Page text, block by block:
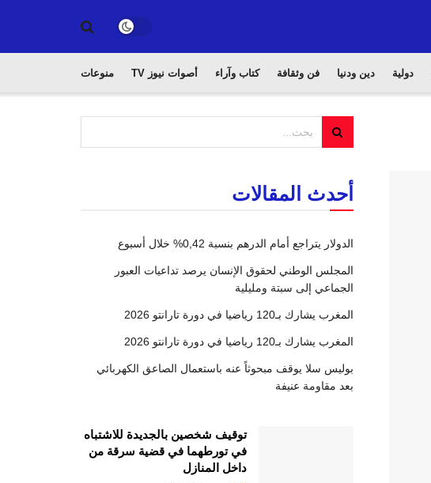
دولية دين ودنيا فن وثقافة كتاب وآراء أصوات نيوز TV منوعات
أحدث المقالات
الدولار يتراجع أمام الدرهم بنسبة 0,42% خلال أسبوع
المجلس الوطني لحقوق الإنسان يرصد تداعيات العبور
الجماعي إلى سبتة ومليلية
المغرب يشارك بـ120 رياضيا في دورة تارانتو 2026
المغرب يشارك بـ120 رياضيا في دورة تارانتو 2026
بوليس سلا يوقف مبحوثاً عنه باستعمال الصاعق الكهربائي
بعد مقاومة عنيفة
توقيف شخصين بالجديدة للاشتباه
في تورطهما في قضية سرقة من
داخل المنازل